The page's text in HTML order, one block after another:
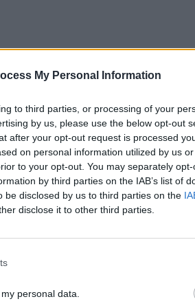
My Personal Information
to third parties, or processing of your
by us, please use the below opt-out
after your opt-out request is processed
on personal information utilized by us
to your opt-out. You may separately
by third parties on the IAB’s list of
be disclosed by us to third parties on the
disclose it to other third parties.
personal data.
de embarazo. Náuseas, cansancio,
ARTÍCULO.
a la 28)
un gran estirón, tanto que tu